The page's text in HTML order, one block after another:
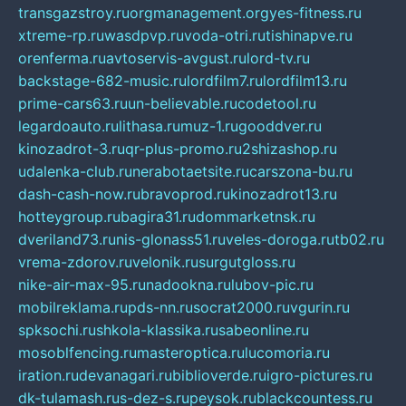
transgazstroy.ruorgmanagement.orgyes-fitness.ru
xtreme-rp.ruwasdpvp.ruvoda-otri.rutishinapve.ru
orenferma.ruavtoservis-avgust.rulord-tv.ru
backstage-682-music.rulordfilm7.rulordfilm13.ru
prime-cars63.ruun-believable.rucodetool.ru
legardoauto.rulithasa.rumuz-1.rugooddver.ru
kinozadrot-3.ruqr-plus-promo.ru2shizashop.ru
udalenka-club.runerabotaetsite.rucarszona-bu.ru
dash-cash-now.rubravoprod.rukinozadrot13.ru
hotteygroup.rubagira31.rudommarketnsk.ru
dveriland73.runis-glonass51.ruveles-doroga.rutb02.ru
vrema-zdorov.ruvelonik.rusurgutgloss.ru
nike-air-max-95.runadookna.rulubov-pic.ru
mobilreklama.rupds-nn.rusocrat2000.ruvgurin.ru
spksochi.rushkola-klassika.rusabeonline.ru
mosoblfencing.rumasteroptica.rulucomoria.ru
iration.rudevanagari.rubiblioverde.ruigro-pictures.ru
dk-tulamash.rus-dez-s.rupeysok.rublackcountess.ru